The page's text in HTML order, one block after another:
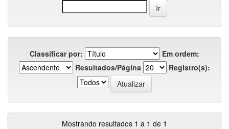
Classificar por:
Em ordem:
Resultados/Página
Registro(s):
Mostrando resultados 1 a 1 de 1